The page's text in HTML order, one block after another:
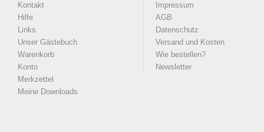
Kontakt
Hilfe
Links
Unser Gästebuch
Warenkorb
Konto
Merkzettel
Meine Downloads
Impressum
AGB
Datenschutz
Versand und Kosten
Wie bestellen?
Newsletter